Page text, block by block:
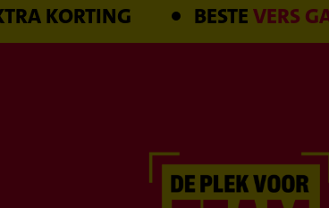
KORTING BESTEVERS